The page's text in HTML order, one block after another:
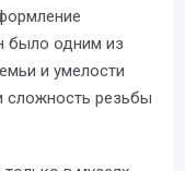
было одним из
и умелости
сложность резьбы